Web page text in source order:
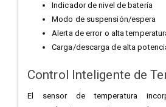
Indicador de nivel de batería
Modo de suspensión/espera
Alerta de error o alta
Carga/descarga de alta
Control Inteligente de
El sensor de temperatura